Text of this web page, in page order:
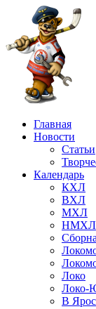
Главная
Новости
Статьи
Календарь
КХЛ
ВХЛ
МХЛ
НМХЛ
Локо
Локо-
В